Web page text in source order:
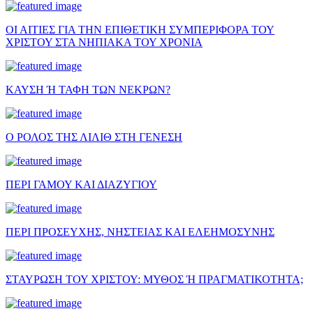
ΟΙ ΑΙΤΙΕΣ ΓΙΑ ΤΗΝ ΕΠΙΘΕΤΙΚΗ ΣΥΜΠΕΡΙΦΟΡΑ ΤΟΥ
ΧΡΙΣΤΟΥ ΣΤΑ ΝΗΠΙΑΚΑ ΤΟΥ ΧΡΟΝΙΑ
ΚΑΥΣΗ Ή ΤΑΦΗ ΤΩΝ ΝΕΚΡΩΝ?
Ο ΡΟΛΟΣ ΤΗΣ ΛΙΛΙΘ ΣΤΗ ΓΕΝΕΣΗ
ΠΕΡΙ ΓΑΜΟΥ ΚΑΙ ΔΙΑΖΥΓΙΟΥ
ΠΕΡΙ ΠΡΟΣΕΥΧΗΣ, ΝΗΣΤΕΙΑΣ ΚΑΙ ΕΛΕΗΜΟΣΥΝΗΣ
ΣΤΑΥΡΩΣΗ ΤΟΥ ΧΡΙΣΤΟΥ: ΜΥΘΟΣ Ή ΠΡΑΓΜΑΤΙΚΟΤΗΤΑ;